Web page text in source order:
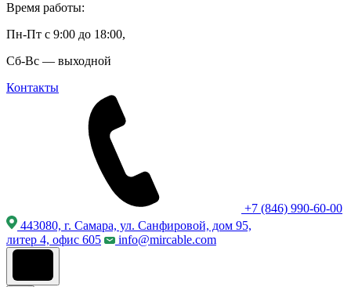
Время работы:
Пн-Пт с 9:00 до 18:00,
Сб-Вс — выходной
Контакты
+7 (846) 990-60-00
443080, г. Самара, ул. Санфировой, дом 95,
литер 4, офис 605
info@mircable.com